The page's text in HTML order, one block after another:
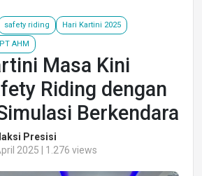
safety riding Hari Kartini 2025
PT AHM
Masa Kini
Riding dengan
Berkendara
Presisi
2025 | 1.276 views